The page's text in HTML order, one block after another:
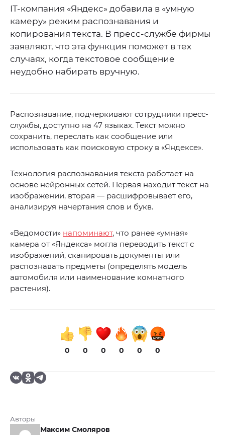
IT-компания «Яндекс» добавила в «умную
камеру» режим распознавания и
копирования текста. В пресс-службе фирмы
заявляют, что эта функция поможет в тех
случаях, когда текстовое сообщение
неудобно набирать вручную.
Распознавание, подчеркивают сотрудники пресс-
службы, доступно на 47 языках. Текст можно
сохранить, переслать как сообщение или
использовать как поисковую строку в «Яндексе».
Технология распознавания текста работает на
основе нейронных сетей. Первая находит текст на
изображении, вторая — расшифровывает его,
анализируя начертания слов и букв.
«Ведомости» напоминают, что ранее «умная»
камера от «Яндекса» могла переводить текст с
изображений, сканировать документы или
распознавать предметы (определять модель
автомобиля или наименование комнатного
растения).
0 0 0 0 0 0
Авторы
Максим Смоляров